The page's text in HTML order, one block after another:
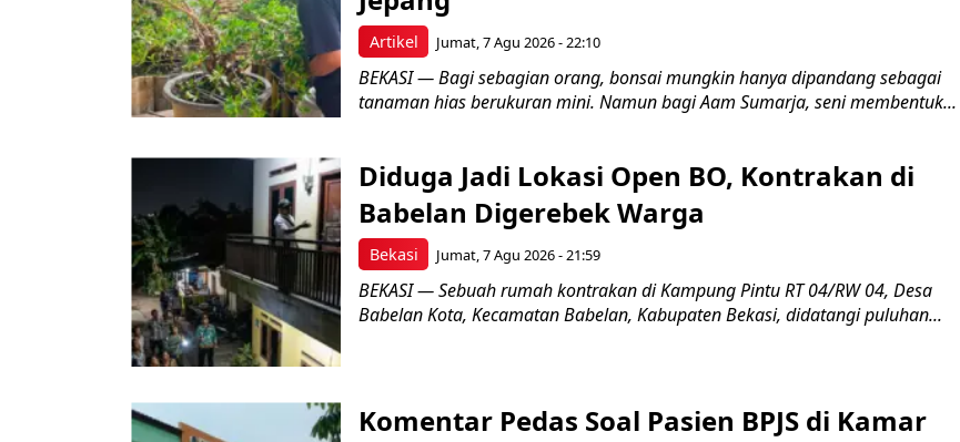
Artikel Jumat, 7 Agu 2026 - 22:10
BEKASI — Bagi sebagian orang, bonsai mungkin hanya dipandang sebagai
tanaman hias berukuran mini. Namun bagi Aam Sumarja, seni membentuk...
Bekasi
Diduga Jadi Lokasi Open BO, Kontrakan di
Babelan Digerebek Warga
Jumat, 7 Agu 2026 - 21:59
BEKASI — Sebuah rumah kontrakan di Kampung Pintu RT 04/RW 04, Desa
Babelan Kota, Kecamatan Babelan, Kabupaten Bekasi, didatangi puluhan...
Komentar Pedas Soal Pasien BPJS di Kamar